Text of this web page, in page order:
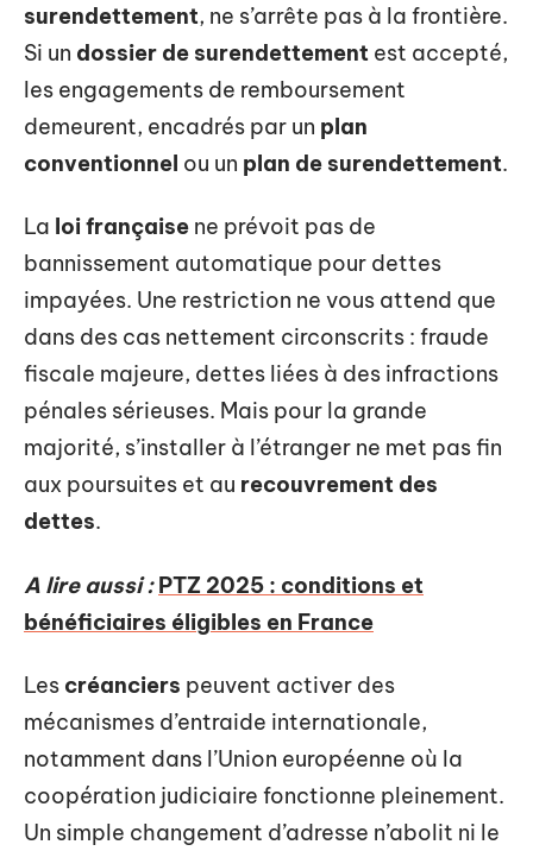
surendettement, ne s’arrête pas à la frontière.
Si un dossier de surendettement est accepté,
les engagements de remboursement
demeurent, encadrés par un plan
conventionnel ou un plan de surendettement.
La loi française ne prévoit pas de
bannissement automatique pour dettes
impayées. Une restriction ne vous attend que
dans des cas nettement circonscrits : fraude
fiscale majeure, dettes liées à des infractions
pénales sérieuses. Mais pour la grande
majorité, s’installer à l’étranger ne met pas fin
aux poursuites et au recouvrement des
dettes.
A lire aussi : PTZ 2025 : conditions et
bénéficiaires éligibles en France
Les créanciers peuvent activer des
mécanismes d’entraide internationale,
notamment dans l’Union européenne où la
coopération judiciaire fonctionne pleinement.
Un simple changement d’adresse n’abolit ni le